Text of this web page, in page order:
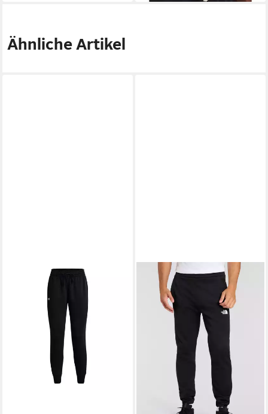
Ähnliche Artikel